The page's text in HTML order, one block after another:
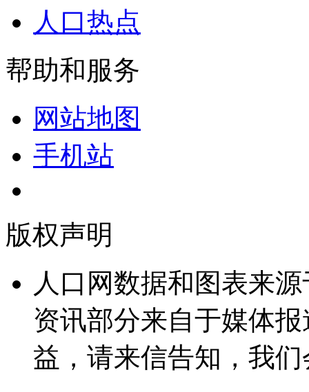
人口热点
帮助和服务
网站地图
手机站
版权声明
人口网数据和图表来
资讯部分来自于媒体
益，请来信告知，我